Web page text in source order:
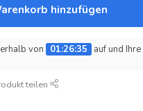
hinzufügen
von 01:26:35
auf und
teilen